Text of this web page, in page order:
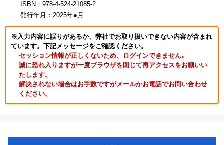
ISBN：978-4-524-21085-2
発行年月：2025年●月
※入力内容に誤りがあるか、弊社でお取り扱いできない内容が含まれ
ています。下記メッセージをご確認ください。
セッション情報が正しくないため、ログインできません｡
誠に恐れ入りますが一度ブラウザを閉じて再アクセスをお願いい
たします。
解決されない場合はお手数ですがメールかお電話でお問い合わせ
ください。